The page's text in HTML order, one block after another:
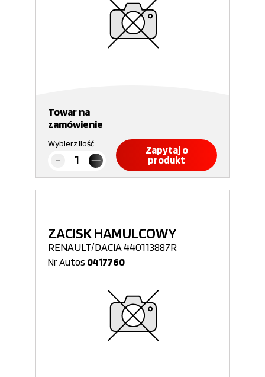
Towar na
zamówienie
Wybierz ilość
Zapytaj o
produkt
ZACISK HAMULCOWY
RENAULT/DACIA 440113887R
Nr Autos 0417760